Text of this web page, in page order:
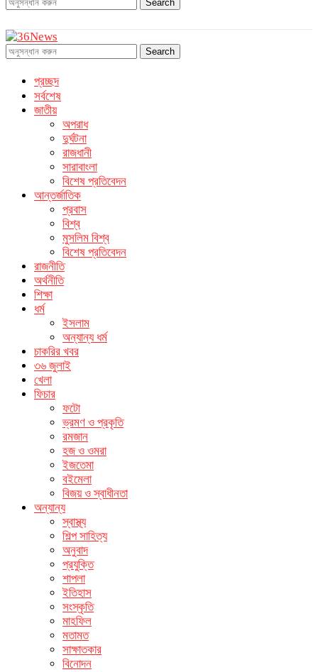
Search
Search
প্রচ্ছদ
সর্বশেষ
জাতীয়
অপরাধ
দুর্ঘটনা
রাজধানী
সারাবাংলা
বিশেষ প্রতিবেদন
আন্তর্জাতিক
প্রবাস
বিশ্ব
মুসলিম বিশ্ব
বিশেষ প্রতিবেদন
রাজনীতি
অর্থনীতি
শিক্ষা
ধর্ম
ইসলাম
অন্যান্য ধর্ম
চাকরির খবর
৩৬ জুলাই
খেলা
ফিচার
ফটো
ভ্রমণ ও প্রকৃতি
রমজান
হজ ও ওমরা
ইজতেমা
বইমেলা
বিজয় ও স্বাধীনতা
অন্যান্য
স্বাস্থ্য
শিল্প সাহিত্য
অনুবাদ
প্রযুক্তি
শাপলা
ইতিহাস
সংস্কৃতি
মাহফিল
মতামত
সাক্ষাতকার
বিনোদন